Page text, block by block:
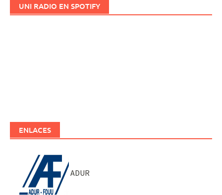
UNI RADIO EN SPOTIFY
ENLACES
ADUR